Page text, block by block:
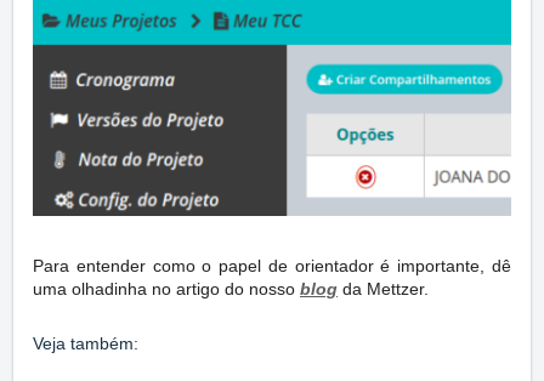
Para entender como o papel de orientador é importante, dê
uma olhadinha no artigo do nosso blog da Mettzer.
Veja também: